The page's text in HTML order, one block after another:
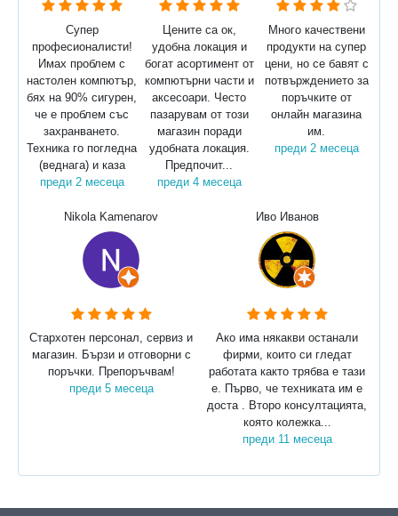
Супер
професионалисти!
Имах проблем с
настолен компютър,
бях на 90% сигурен,
че е проблем със
захранването.
Техника го погледна
(веднага) и каза
преди 2 месеца
Цените са ок,
удобна локация и
богат асортимент от
компютърни части и
аксесоари. Често
пазарувам от този
магазин поради
удобната локация.
Предпочит...
преди 4 месеца
Много качествени
продукти на супер
цени, но се бавят с
потвърждението за
поръчките от
онлайн магазина
им.
преди 2 месеца
Nikola Kamenarov
Стархотен персонал, сервиз и
магазин. Бързи и отговорни с
поръчки. Препоръчвам!
преди 5 месеца
Иво Иванов
Ако има някакви останали
фирми, които си гледат
работата както трябва е тази
е. Първо, че техниката им е
доста . Второ консултацията,
която колежка...
преди 11 месеца